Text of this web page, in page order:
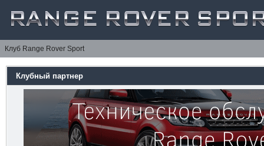
Клуб Range Rover Sport
Клубный партнер